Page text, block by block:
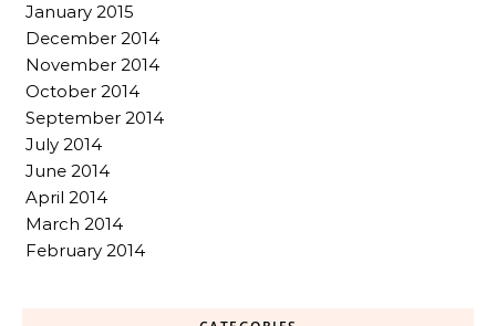
January 2015
December 2014
November 2014
October 2014
September 2014
July 2014
June 2014
April 2014
March 2014
February 2014